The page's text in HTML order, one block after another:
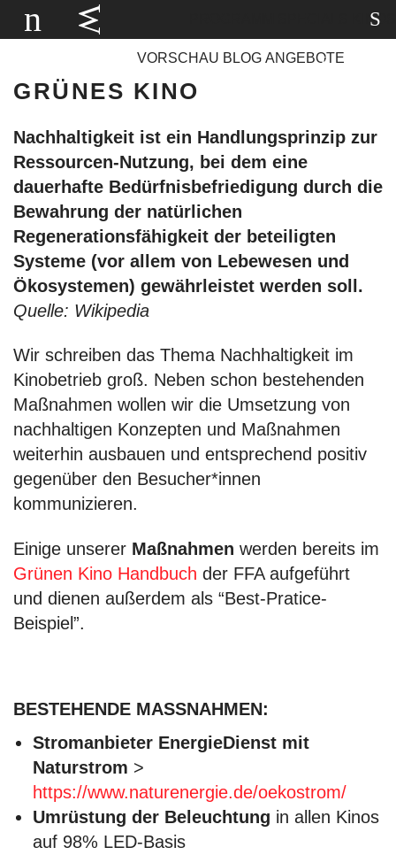
KINOS
VORSCHAU BLOG ANGEBOTE
GRÜNES KINO
Nachhaltigkeit ist ein Handlungsprinzip zur
Ressourcen-Nutzung, bei dem eine
dauerhafte Bedürfnisbefriedigung durch die
Bewahrung der natürlichen
Regenerationsfähigkeit der beteiligten
Systeme (vor allem von Lebewesen und
Ökosystemen) gewährleistet werden soll.
Quelle: Wikipedia
Wir schreiben das Thema Nachhaltigkeit im
Kinobetrieb groß. Neben schon bestehenden
Maßnahmen wollen wir die Umsetzung von
nachhaltigen Konzepten und Maßnahmen
weiterhin ausbauen und entsprechend positiv
gegenüber den Besucher*innen
kommunizieren.
Einige unserer Maßnahmen werden bereits im
Grünen Kino Handbuch der FFA aufgeführt
und dienen außerdem als “Best-Pratice-
Beispiel”.
BESTEHENDE MASSNAHMEN:
Stromanbieter EnergieDienst mit
Naturstrom >
https://www.naturenergie.de/oekostrom/
Umrüstung der Beleuchtung in allen Kinos
auf 98% LED-Basis